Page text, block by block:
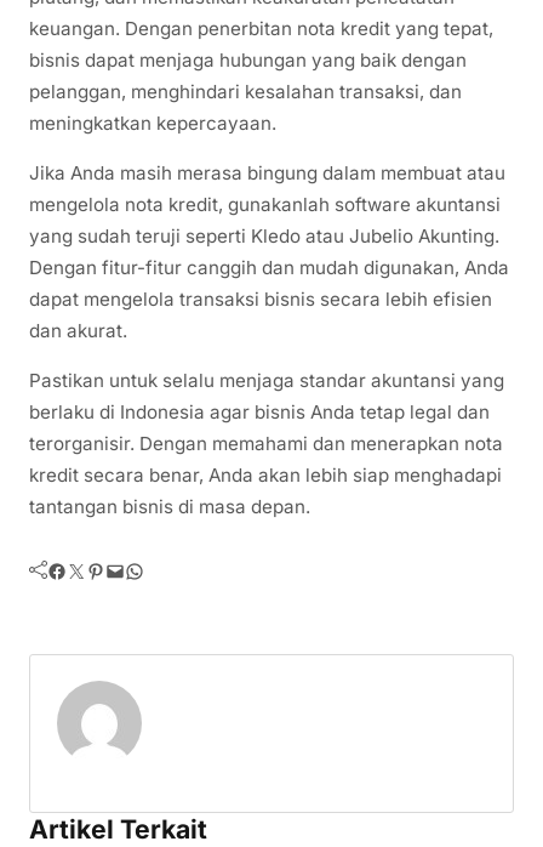
keuangan. Dengan penerbitan nota kredit yang tepat,
bisnis dapat menjaga hubungan yang baik dengan
pelanggan, menghindari kesalahan transaksi, dan
meningkatkan kepercayaan.
Jika Anda masih merasa bingung dalam membuat atau
mengelola nota kredit, gunakanlah software akuntansi
yang sudah teruji seperti Kledo atau Jubelio Akunting.
Dengan fitur-fitur canggih dan mudah digunakan, Anda
dapat mengelola transaksi bisnis secara lebih efisien
dan akurat.
Pastikan untuk selalu menjaga standar akuntansi yang
berlaku di Indonesia agar bisnis Anda tetap legal dan
terorganisir. Dengan memahami dan menerapkan nota
kredit secara benar, Anda akan lebih siap menghadapi
tantangan bisnis di masa depan.
Facebook Twitter Pinterest Mail WhatsApp
Artikel Terkait